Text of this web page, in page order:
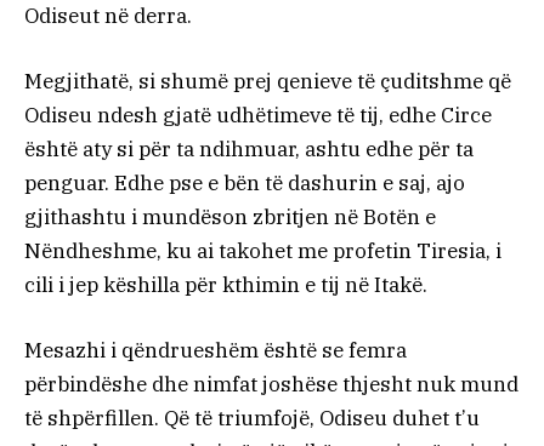
Odiseut në derra.
Megjithatë, si shumë prej qenieve të çuditshme që
Odiseu ndesh gjatë udhëtimeve të tij, edhe Circe
është aty si për ta ndihmuar, ashtu edhe për ta
penguar. Edhe pse e bën të dashurin e saj, ajo
gjithashtu i mundëson zbritjen në Botën e
Nëndheshme, ku ai takohet me profetin Tiresia, i
cili i jep këshilla për kthimin e tij në Itakë.
Mesazhi i qëndrueshëm është se femra
përbindëshe dhe nimfat joshëse thjesht nuk mund
të shpërfillen. Që të triumfojë, Odiseu duhet t’u